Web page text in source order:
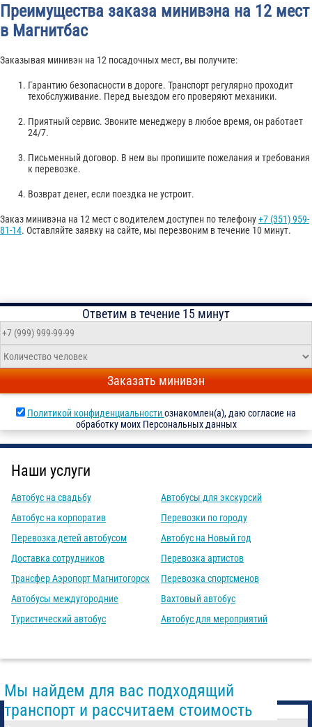
Преимущества заказа минивэна на 12 мест
в Магнитбас
Заказывая минивэн на 12 посадочных мест, вы получите:
Гарантию безопасности в дороге. Транспорт регулярно проходит
техобслуживание. Перед выездом его проверяют механики.
Приятный сервис. Звоните менеджеру в любое время, он работает
24/7.
Письменный договор. В нем вы пропишите пожелания и требования
к перевозке.
Возврат денег, если поездка не устроит.
Заказ минивэна на 12 мест с водителем доступен по телефону+7 (351) 959-
81-14. Оставляйте заявку на сайте, мы перезвоним в течение 10 минут.
Ответим в течение 15 минут
Заказать минивэн
Политикой конфиденциальностиознакомлен(а), даю согласие на
обработку моих Персональных данных
Наши услуги
Автобус на свадьбу
Автобус на корпоратив
Перевозка детей автобусом
Доставка сотрудников
Трансфер Аэропорт Магнитогорск
Автобусы междугородние
Туристический автобус
Автобусы для экскурсий
Перевозки по городу
Автобус на Новый год
Перевозка артистов
Перевозка спортсменов
Вахтовый автобус
Автобус для мероприятий
Мы найдем для вас подходящий
транспорт и рассчитаем стоимость